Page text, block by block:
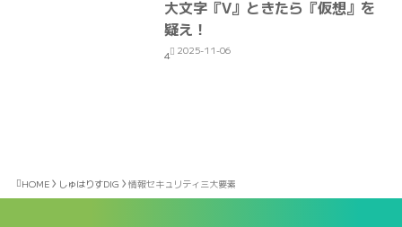
大文字『V』ときたら『仮想』を
疑え！
4 2025-11-06
HOME しゅはりすDIG 情報セキュリティ三大要素